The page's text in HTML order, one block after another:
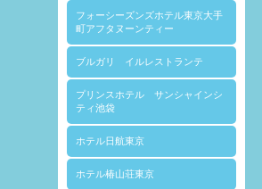
フォーシーズンズホテル東京大手
町アフタヌーンティー
ブルガリ イルレストランテ
プリンスホテル サンシャインシ
ティ池袋
ホテル日航東京
ホテル椿山荘東京